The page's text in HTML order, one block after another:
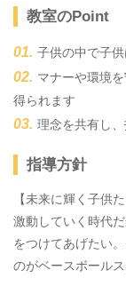
教室のPoint
子供の中で子
マナーや環境
得られます
理念を共有し
指導方針
【未来に輝く子供
激動していく時代
をつけてあげたい
のがベースボール